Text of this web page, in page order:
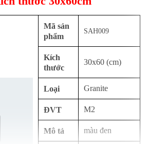
Mã sản
phẩm
SAH009
Kích
thước
30x60 (cm)
Loại Granite
ĐVT M2
Mô tả màu đen